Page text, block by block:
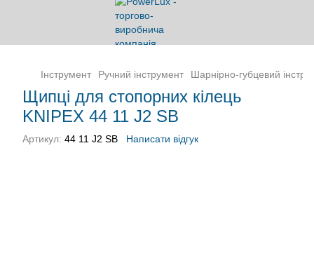
Інструмент Ручний інструмент Шарнірно-губцевий
Щипці для стопорних кілець
KNIPEX 44 11 J2 SB
Артикул: 44 11 J2 SB Написати відгук